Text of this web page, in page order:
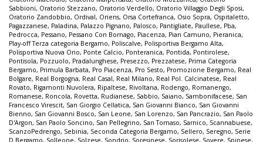
Sabbioni, Oratorio Stezzano, Oratorio Verdello, Oratorio Villaggio Degli Sposi,
Oratorio Zandobbio, Ordival, Oriens, Orsa Cortefranca, Osio Sopra, Ospitaletto,
Pagazzanese, Paladina, Palazzo Pignano, Palosco, Pantigliate, Paullese, Pba,
Pedrocca, Pessano, Pessano Con Bornago, Piacenza, Pian Camuno, Pieranica,
Play-off Terza categoria Bergamo, Poliscalve, Polisportiva Bergamo Alta,
Polisportiva Nuova Orio, Ponte Calcio, Ponteranica, Pontida, Pontirolese,
Pontisola, Pozzuolo, Pradalunghese, Presezzo, Prezzatese, Prima Categoria
Bergamo, Primula Barbata, Pro Piacenza, Pro Sesto, Promozione Bergamo, Real
Bolgare, Real Borgogna, Real Casal, Real Milano, Real Pol. Calcinatese, Real
Rovato, Rigamonti Nuvolera, Ripaltese, Rivoltana, Rodengo, Romanengo,
Romanese, Roncola, Rovetta, Rudianese, Sabbio, Saiano, Sambonifacese, San
Francesco Virescit, San Giorgio Cellatica, San Giovanni Bianco, San Giovanni
Bienno, San Giovanni Bosco, San Leone, San Lorenzo, San Pancrazio, San Paolo
D'Argon, San Paolo Soncino, San Pellegrino, San Tomaso, Sarnico, Scannabuese,
ScanzoPedrengo, Sebinia, Seconda Categoria Bergamo, Sellero, Seregno, Serie
D Bergamo, Solleone, Solzese, Sondrio, Soresinese, Sorisolese, Sovere, Spinese,